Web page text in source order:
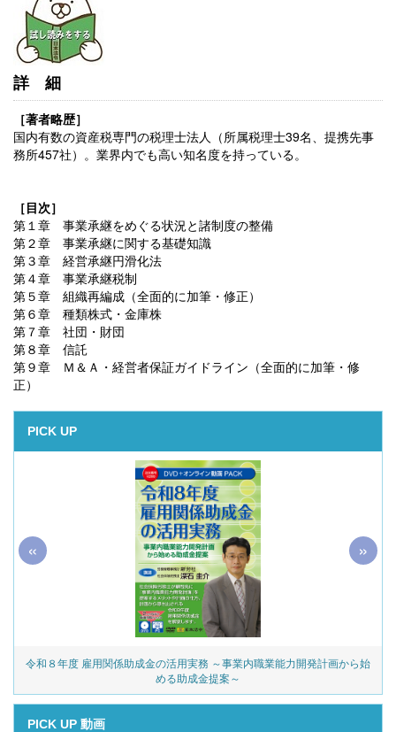
詳細
［著者略歴］
国内有数の資産税専門の税理士法人（所属税理士39名、提携先事
務所457社）。業界内でも高い知名度を持っている。
［目次］
第１章 事業承継をめぐる状況と諸制度の整備
第２章 事業承継に関する基礎知識
第３章 経営承継円滑化法
第４章 事業承継税制
第５章 組織再編成（全面的に加筆・修正）
第６章 種類株式・金庫株
第７章 社団・財団
第８章 信託
第９章 Ｍ＆Ａ・経営者保証ガイドライン（全面的に加筆・修
正）
PICK UP
令和８年度 雇用関係助成金の活用実務 ～事業内職業能力開発計画から始
める助成金提案～
« »
PICK UP 動画